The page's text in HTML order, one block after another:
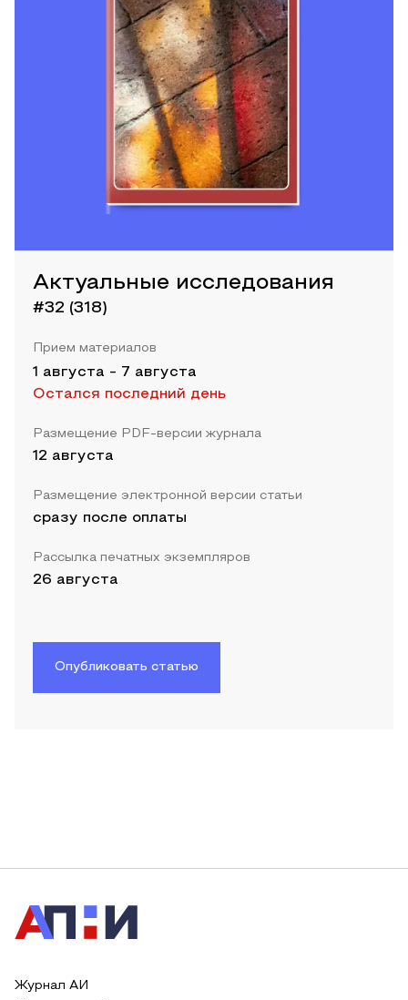
Актуальные исследования
#32 (318)
Прием материалов
1 августа - 7 августа
Остался последний день
Размещение PDF-версии журнала
12 августа
Размещение электронной версии статьи
сразу после оплаты
Рассылка печатных экземпляров
26 августа
Опубликовать статью
Журнал АИ